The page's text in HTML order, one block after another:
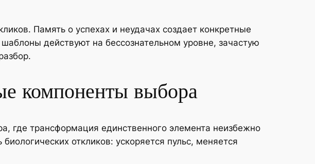
Память о успехах и неудачах создает конкретные
действуют на бессознательном уровне, зачастую
компоненты выбора
где трансформация единственного элемента неизбежно
откликов: ускоряется пульс, меняется